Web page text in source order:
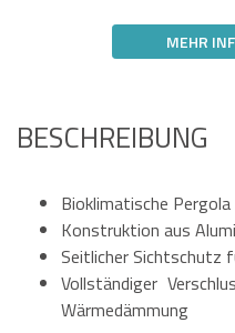
MEHR
BESCHREIBUNG
Bioklimatische
Konstruktion aus
Seitlicher Sichtschutz
Vollständiger
Wärmedämmung